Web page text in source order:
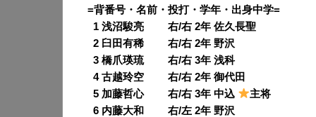
=背番号・名前・投打・学年・出身中学=
1 浅沼駿亮 右/右 2年 佐久長聖
2 臼田有稀 右/右 2年 野沢
3 橋爪瑛琉 右/右 3年 浅科
4 古越玲空 右/右 2年 御代田
5 加藤哲心 右/右 3年 中込
主将
6 内藤大和 右/左 2年 野沢